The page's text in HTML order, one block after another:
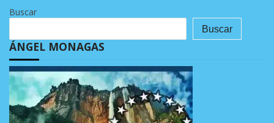
Buscar
Buscar
ÁNGEL MONAGAS